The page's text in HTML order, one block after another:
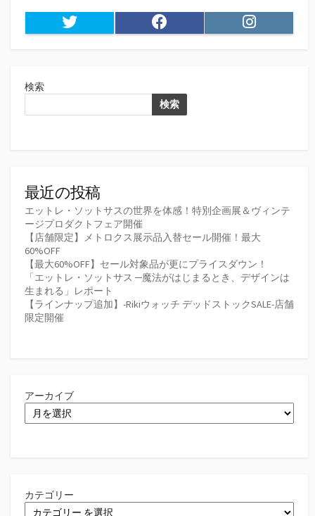
Twitter Facebook Instagram
検索
検索
最近の投稿
エットレ・ソットサスの世界を体感！特別企画展＆ヴィンテ
ージプロダクトフェア開催
【店舗限定】メトロクス展示品入替セール開催！最大
60%OFF
【最大60%OFF】セール対象品が更にプライスダウン！
「エットレ・ソットサス ─魔法がはじまるとき、デザインは
生まれる」レポート
【ラインナップ追加】-Rikiウォッチ デッドストックSALE-店舗
限定開催
アーカイブ
カテゴリー